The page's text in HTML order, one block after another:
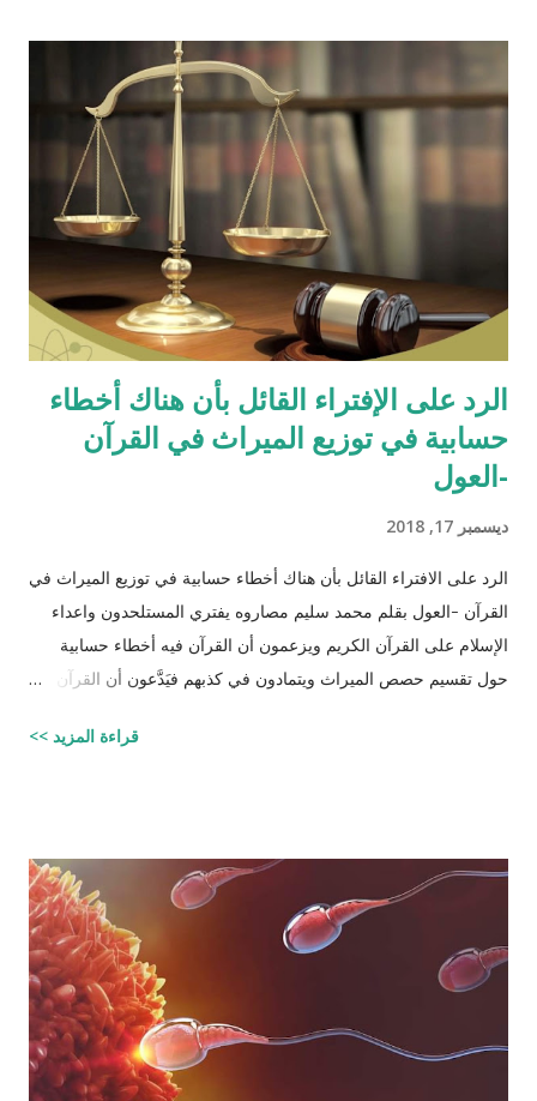
الرد على الإفتراء القائل بأن هناك أخطاء
حسابية في توزيع الميراث في القرآن
-العول
ديسمبر 17, 2018
الرد على الافتراء القائل بأن هناك أخطاء حسابية في توزيع الميراث في
القرآن -العول بقلم محمد سليم مصاروه يفتري المستلحدون واعداء
الإسلام على القرآن الكريم ويزعمون أن القرآن فيه أخطاء حسابية
حول تقسيم حصص الميراث ويتمادون في كذبهم فيَدَّعون أن القرآن من
الحصص وذلك لأنه في حالات مُعَيَّنة يكون مجموع حصص الورثة أكثر
القرآن الكريم مقدار حصص الوارثين المحتمل وجودهم على الغالب
أثناء تقسيم الميراث، فمثلاً ترث الأخت نصف مقدار الأخ الشقيق ولكن
هناك الكثير من الاحتمالات لوجود عدة أنواع من الورثة في نفس الوقت
مثل (أخ، أخت، عّم، جد حفيد وكذا) وبطبيعة الحال ليس من المعقول
افتراض تفصيل آيات القرآن الكريم لكل الحالات التي فيها تراكيب
مختلفة من الوارثين، وإلِّا لصار القرآن مُجَلَّدات من الحسابات
قراءة المزيد >>